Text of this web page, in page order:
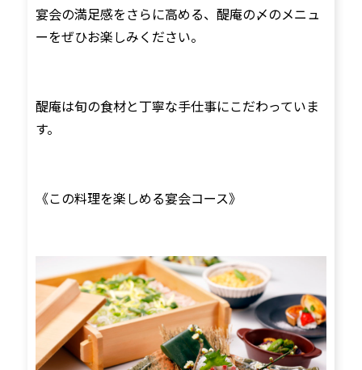
宴会の満足感をさらに高める、醍庵の〆のメニュ
ーをぜひお楽しみください。
醍庵は旬の食材と丁寧な手仕事にこだわっていま
す。
《この料理を楽しめる宴会コース》